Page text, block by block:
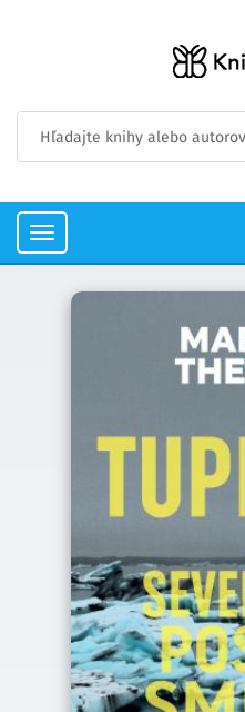
Toggle
navigation